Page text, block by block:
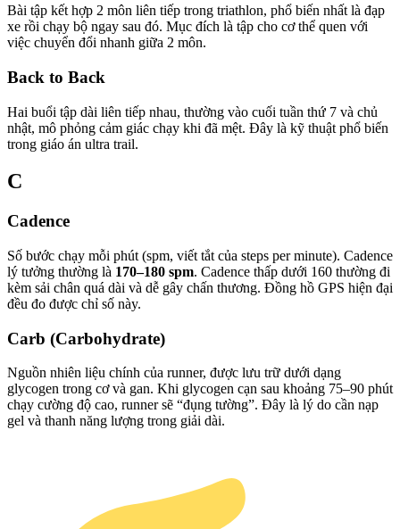
Bài tập kết hợp 2 môn liên tiếp trong triathlon, phổ biến nhất là đạp
xe rồi chạy bộ ngay sau đó. Mục đích là tập cho cơ thể quen với
việc chuyển đổi nhanh giữa 2 môn.
Back to Back
Hai buổi tập dài liên tiếp nhau, thường vào cuối tuần thứ 7 và chủ
nhật, mô phỏng cảm giác chạy khi đã mệt. Đây là kỹ thuật phổ biến
trong giáo án ultra trail.
C
Cadence
Số bước chạy mỗi phút (spm, viết tắt của steps per minute). Cadence
lý tưởng thường là 170–180 spm. Cadence thấp dưới 160 thường đi
kèm sải chân quá dài và dễ gây chấn thương. Đồng hồ GPS hiện đại
đều đo được chỉ số này.
Carb (Carbohydrate)
Nguồn nhiên liệu chính của runner, được lưu trữ dưới dạng
glycogen trong cơ và gan. Khi glycogen cạn sau khoảng 75–90 phút
chạy cường độ cao, runner sẽ “đụng tường”. Đây là lý do cần nạp
gel và thanh năng lượng trong giải dài.